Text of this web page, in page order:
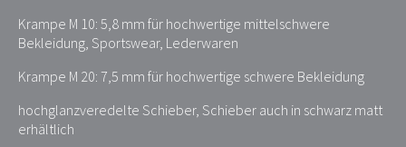
Krampe M 10: 5,8 mm für hochwertige mittelschwere
Bekleidung, Sportswear, Lederwaren
Krampe M 20: 7,5 mm für hochwertige schwere Bekleidung
hochglanzveredelte Schieber, Schieber auch in schwarz matt
erhältlich